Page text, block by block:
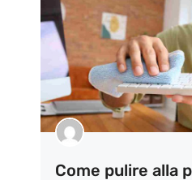
Come pulire alla